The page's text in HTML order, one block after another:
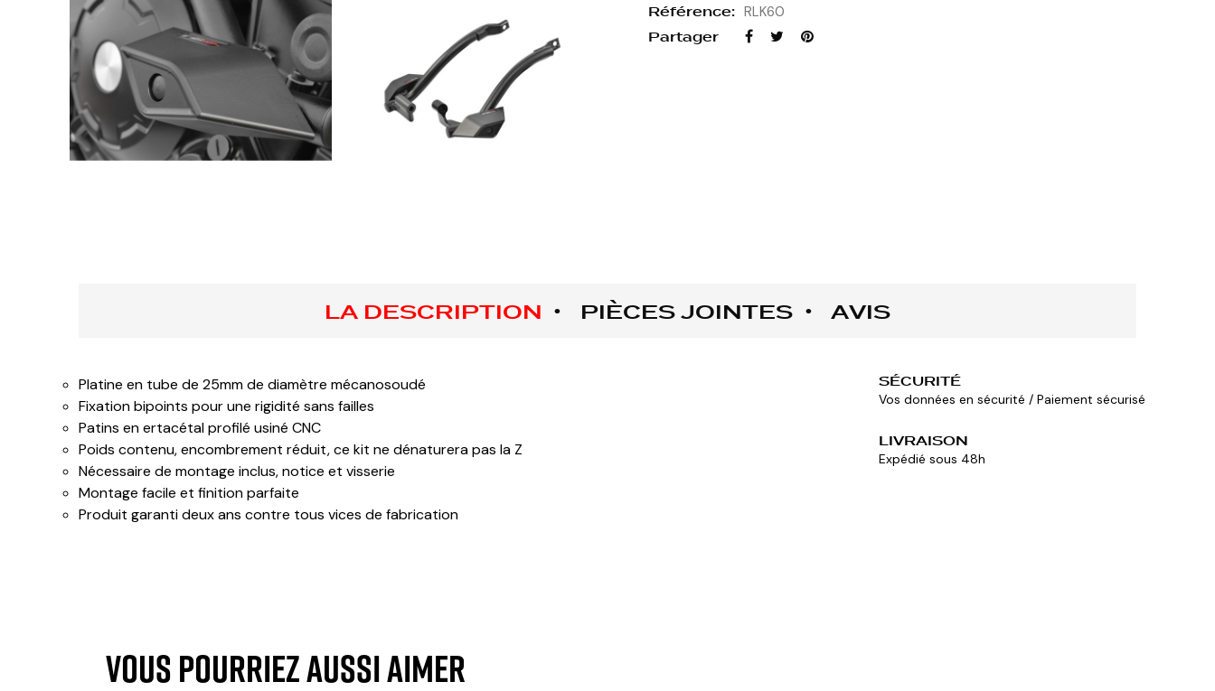
Référence: RLK60
Partager
LA DESCRIPTION PIÈCES JOINTES AVIS
Platine en tube de 25mm de diamètre mécanosoudé
Fixation bipoints pour une rigidité sans failles
Patins en ertacétal profilé usiné CNC
Poids contenu, encombrement réduit, ce kit ne dénaturera pas la Z
Nécessaire de montage inclus, notice et visserie
Montage facile et finition parfaite
Produit garanti deux ans contre tous vices de fabrication
SÉCURITÉ
Vos données en sécurité / Paiement sécurisé
LIVRAISON
Expédié sous 48h
VOUS POURRIEZ AUSSI AIMER